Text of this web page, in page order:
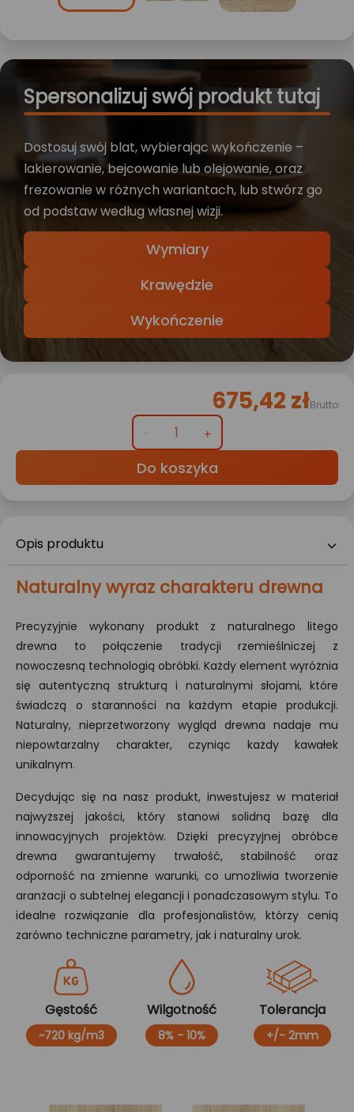
Spersonalizuj swój produkt tutaj
Dostosuj swój blat, wybierając wykończenie –
lakierowanie, bejcowanie lub olejowanie, oraz
frezowanie w różnych wariantach, lub stwórz go
od podstaw według własnej wizji.
Wymiary
Krawędzie
Wykończenie
675,42 złBrutto
Do koszyka
Opis produktu
Naturalny wyraz charakteru drewna
Precyzyjnie wykonany produkt z naturalnego litego
drewna to połączenie tradycji rzemieślniczej z
nowoczesną technologią obróbki. Każdy element wyróżnia
się autentyczną strukturą i naturalnymi słojami, które
świadczą o staranności na każdym etapie produkcji.
Naturalny, nieprzetworzony wygląd drewna nadaje mu
niepowtarzalny charakter, czyniąc każdy kawałek
unikalnym.
Decydując się na nasz produkt, inwestujesz w materiał
najwyższej jakości, który stanowi solidną bazę dla
innowacyjnych projektów. Dzięki precyzyjnej obróbce
drewna gwarantujemy trwałość, stabilność oraz
odporność na zmienne warunki, co umożliwia tworzenie
aranżacji o subtelnej elegancji i ponadczasowym stylu. To
idealne rozwiązanie dla profesjonalistów, którzy cenią
zarówno techniczne parametry, jak i naturalny urok.
Gęstość
~720 kg/m3
Wilgotność
8% - 10%
Tolerancja
+/- 2mm